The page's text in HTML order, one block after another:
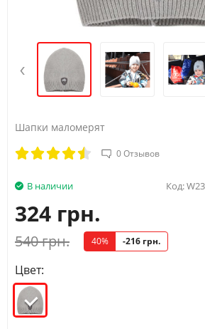
‹
Шапки маломерят
0 Отзывов
В наличии Код:
324 грн.
540 грн. 40% -216 грн.
Цвет: